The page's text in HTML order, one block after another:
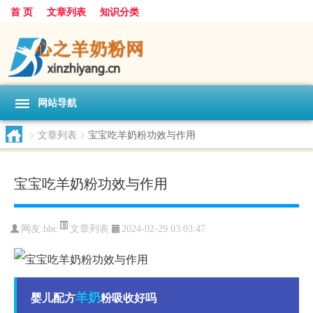
首 页 文章列表 知识分类
网站导航
> 文章列表 > 宝宝吃羊奶粉功效与作用
宝宝吃羊奶粉功效与作用
网友:bbc 文章列表 2024-02-29 03:03:47
婴儿配方羊奶粉吸收好吗